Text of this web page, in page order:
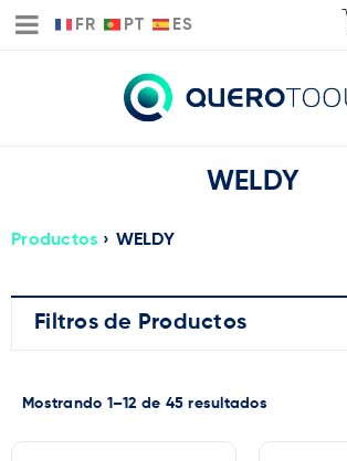
FR PT ES
WELDY
Productos › WELDY
Filtros de Productos
Mostrando 1–12 de 45 resultados